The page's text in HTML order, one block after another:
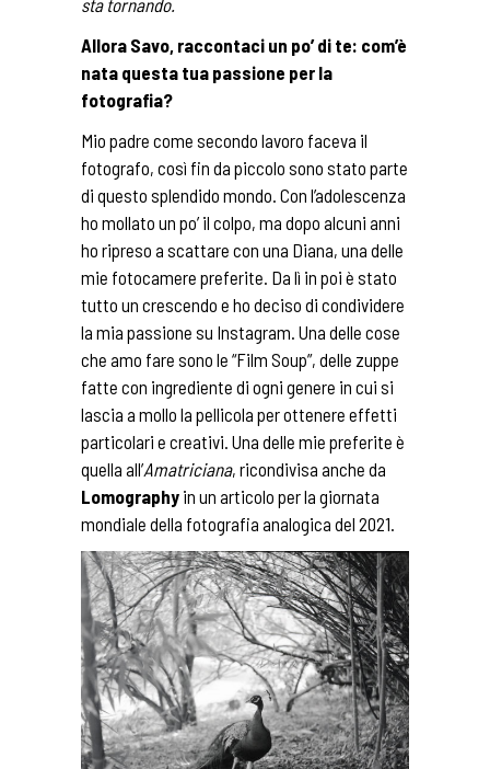
Allora Savo, raccontaci un po’ di te: com’è
nata questa tua passione per la
fotografia?
Mio padre come secondo lavoro faceva il
fotografo, così fin da piccolo sono stato parte
di questo splendido mondo. Con l’adolescenza
ho mollato un po’ il colpo, ma dopo alcuni anni
ho ripreso a scattare con una Diana, una delle
mie fotocamere preferite. Da lì in poi è stato
tutto un crescendo e ho deciso di condividere
la mia passione su Instagram. Una delle cose
che amo fare sono le “Film Soup”, delle zuppe
fatte con ingrediente di ogni genere in cui si
lascia a mollo la pellicola per ottenere effetti
particolari e creativi. Una delle mie preferite è
quella all’Amatriciana, ricondivisa anche da
Lomography in un articolo per la giornata
mondiale della fotografia analogica del 2021.